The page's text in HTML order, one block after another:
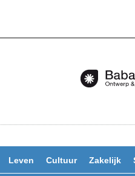
Leven Cultuur Zakelijk